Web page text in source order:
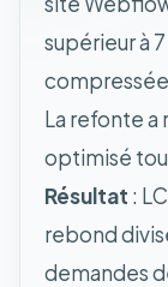
supérieur à
La refonte a
optimisé
Résultat :
rebond
demandes